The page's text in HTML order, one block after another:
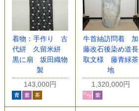
着物：手作り 古
代絣 久留米絣
黒に扇 坂田織物
製
143,000円
牛首紬訪問着 加
藤改石後染め道長
取文様 藤青緑茶
地
1,320,000円